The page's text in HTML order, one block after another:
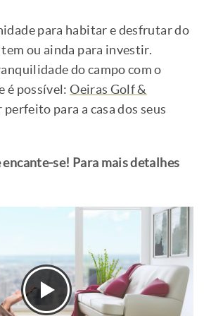
para habitar e desfrutar do
ou ainda para investir.
do campo com o
é possível:Oeiras Golf &
perfeito para a casa dos seus
se! Para mais detalhes